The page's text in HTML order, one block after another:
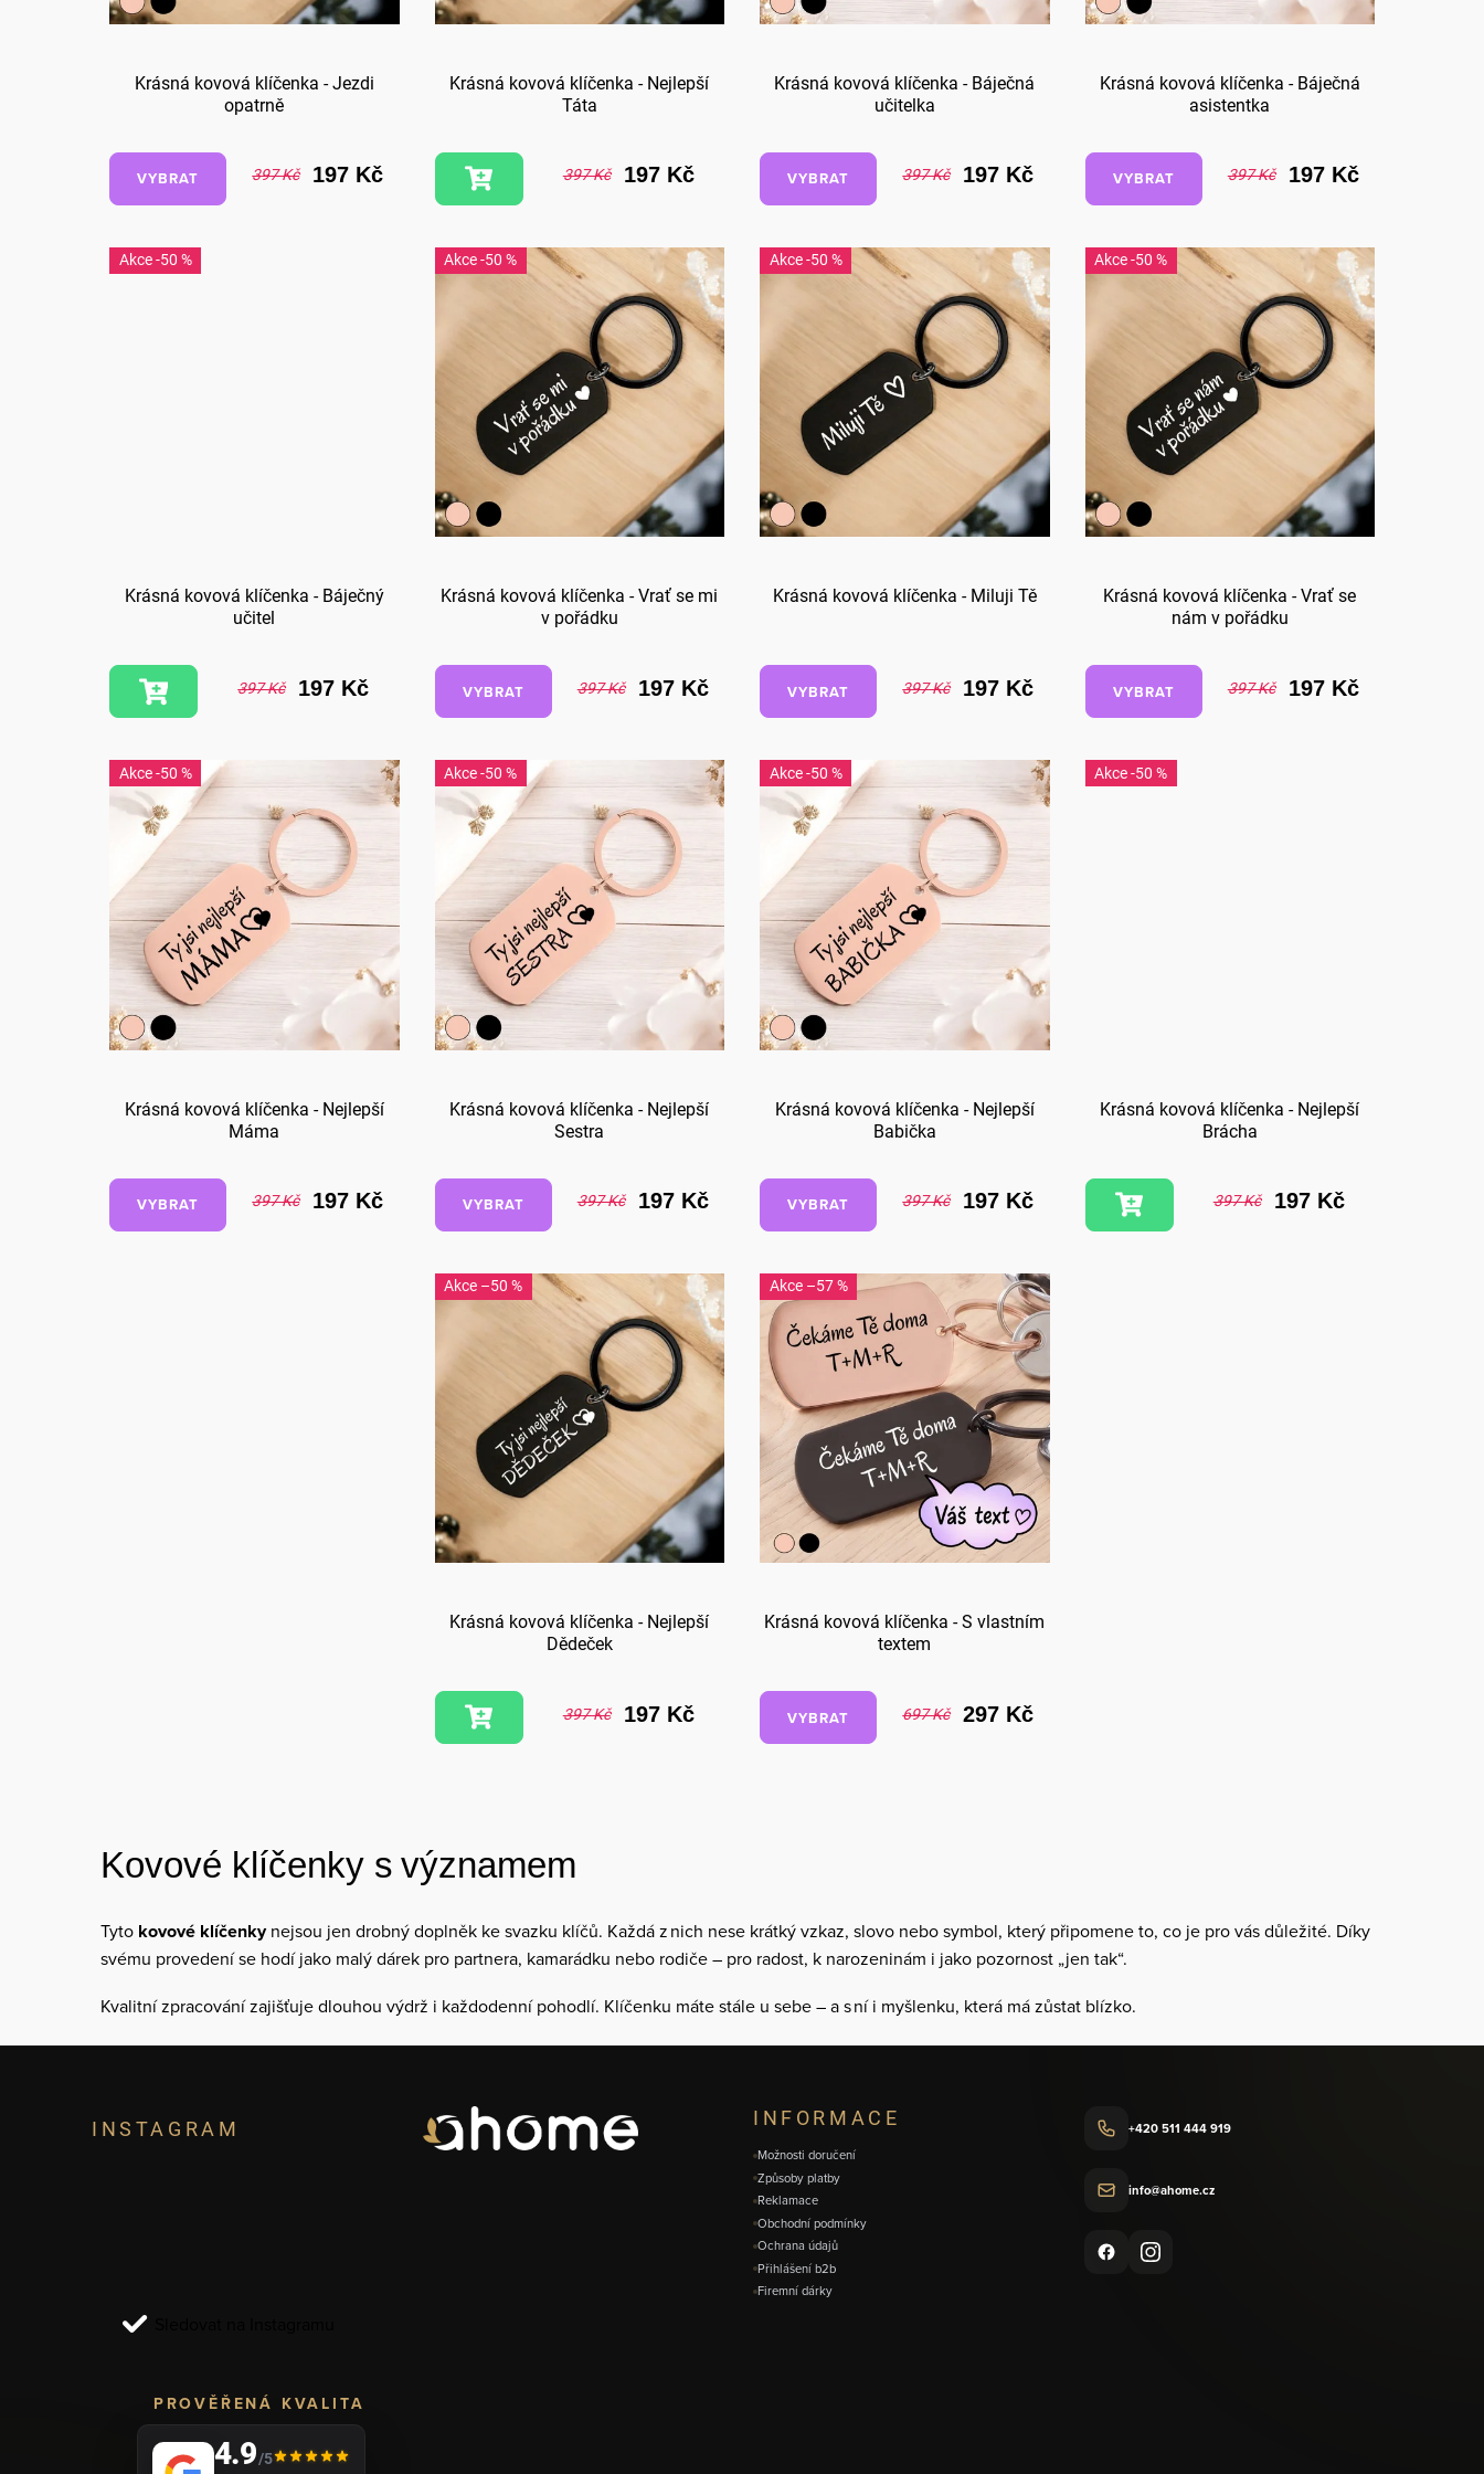
o
ů
Krásná kovová klíčenka - Jezdi
opatrně
397 Kč 197 Kč
VYBRAT
Krásná kovová klíčenka - Nejlepší
Táta
397 Kč 197 Kč
Krásná kovová klíčenka - Báječná
učitelka
397 Kč 197 Kč
VYBRAT
Krásná kovová klíčenka - Báječná
asistentka
397 Kč 197 Kč
VYBRAT
-50 %
Krásná kovová klíčenka - Báječný
učitel
397 Kč 197 Kč
-50 %
Krásná kovová klíčenka - Vrať se mi
v pořádku
397 Kč 197 Kč
VYBRAT
-50 %
Krásná kovová klíčenka - Miluji Tě
397 Kč 197 Kč
VYBRAT
-50 %
Krásná kovová klíčenka - Vrať se
nám v pořádku
397 Kč 197 Kč
VYBRAT
-50 %
Krásná kovová klíčenka - Nejlepší
Máma
397 Kč 197 Kč
VYBRAT
-50 %
Krásná kovová klíčenka - Nejlepší
Sestra
397 Kč 197 Kč
VYBRAT
-50 %
Krásná kovová klíčenka - Nejlepší
Babička
397 Kč 197 Kč
VYBRAT
-50 %
Krásná kovová klíčenka - Nejlepší
Brácha
397 Kč 197 Kč
–50 %
Krásná kovová klíčenka - Nejlepší
Dědeček
397 Kč 197 Kč
–57 %
Krásná kovová klíčenka - S vlastním
textem
697 Kč 297 Kč
VYBRAT
Kovové klíčenky s významem
Tyto kovové klíčenkynejsou jen drobný doplněk ke svazku klíčů. Každá z nich nese krátký vzkaz, slovo nebo symbol, který připomene to, co je pro vás důležité. Díky
svému provedení se hodí jako malý dárek pro partnera, kamarádku nebo rodiče – pro radost, k narozeninám i jako pozornost „jen tak“.
Kvalitní zpracování zajišťuje dlouhou výdrž i každodenní pohodlí. Klíčenku máte stále u sebe – a s ní i myšlenku, která má zůstat blízko.
INSTAGRAM INFORMACE
Možnosti doručení
Způsoby platby
Reklamace
Obchodní podmínky
Ochrana údajů
Přihlášení b2b
Firemní dárky
+420 511 444 919
info@ahome.cz
PROVĚŘENÁ KVALITA
4.9/5